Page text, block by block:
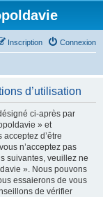
Connexion
Inscription
d’utilisation
ci-après par
» et
d’être
n’acceptez pas
suivantes, veuillez ne
». Nous pouvons
essaierons de vous
de vérifier